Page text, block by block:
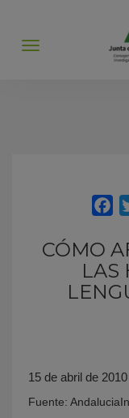
Abrir
CÓMO
LAS
15 de abril de 2010
Fuente: